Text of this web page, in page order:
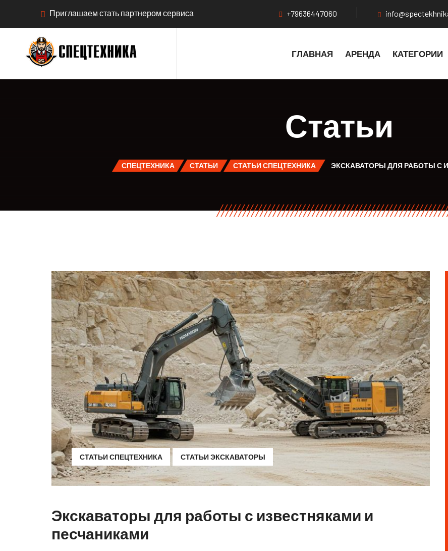
Приглашаем стать партнером сервиса +79636447060
ГЛАВНАЯ АРЕНДА КАТЕГОРИИ
Статьи
СПЕЦТЕХНИКА СТАТЬИ СТАТЬИ СПЕЦТЕХНИКА ЭКСКАВАТОРЫ ДЛЯ РАБОТЫ С
СТАТЬИ СПЕЦТЕХНИКА СТАТЬИ ЭКСКАВАТОРЫ
Экскаваторы для работы с известняками и
песчаниками